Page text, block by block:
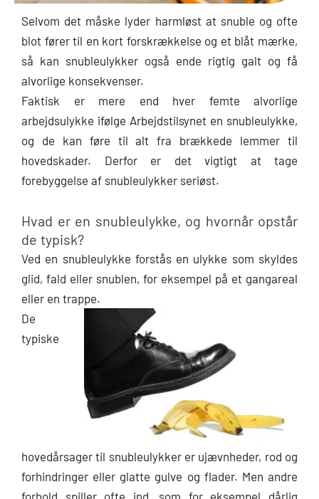
Selvom det måske lyder harmløst at snuble og ofte
blot fører til en kort forskrækkelse og et blåt mærke,
så kan snubleulykker også ende rigtig galt og få
alvorlige konsekvenser.
Faktisk er mere end hver femte alvorlige
arbejdsulykke ifølge Arbejdstilsynet en snubleulykke,
og de kan føre til alt fra brækkede lemmer til
hovedskader. Derfor er det vigtigt at tage
forebyggelse af snubleulykker seriøst.
Hvad er en snubleulykke, og hvornår opstår
de typisk?
Ved en snubleulykke forstås en ulykke som skyldes
glid, fald eller snublen, for eksempel på et gangareal
eller en trappe.
De
typiske
hovedårsager til snubleulykker er ujævnheder, rod og
forhindringer eller glatte gulve og flader. Men andre
forhold spiller ofte ind, som for eksempel dårlig